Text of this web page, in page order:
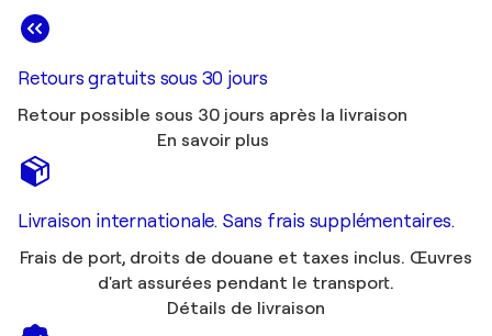
Retours gratuits sous 30 jours
Retour possible sous 30 jours après la livraison
En savoir plus
Livraison internationale. Sans frais supplémentaires.
Frais de port, droits de douane et taxes inclus. Œuvres
d'art assurées pendant le transport.
Détails de livraison